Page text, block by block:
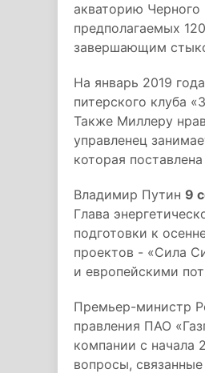
акваторию
предполагаемых
завершающим
На январь 2019
питерского клуба
Также Миллеру
управленец
которая
Владимир Путин 9
Глава
подготовки к
проектов - «Сила
и европейскими
Премьер-министр
правления ПАО
компании с начала
вопросы,